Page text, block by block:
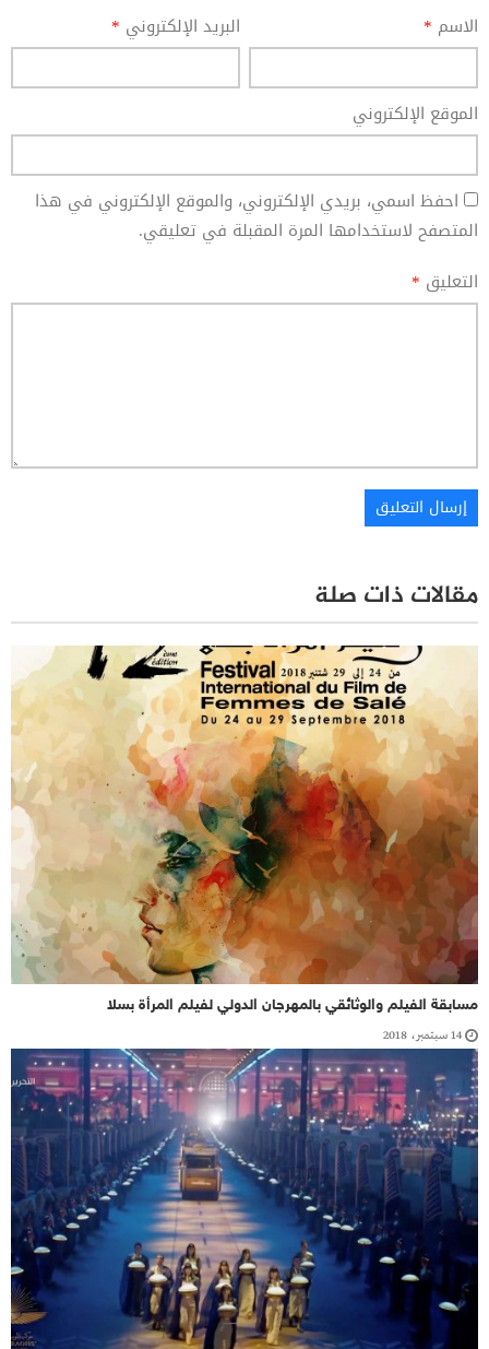
الاسم * البريد الإلكتروني *
الموقع الإلكتروني
احفظ اسمي، بريدي الإلكتروني، والموقع الإلكتروني في هذا
المتصفح لاستخدامها المرة المقبلة في تعليقي.
التعليق *
مقالات ذات صلة
مسابقة الفيلم والوثائقي بالمهرجان الدولي لفيلم المرأة بسلا
14 سبتمبر، 2018